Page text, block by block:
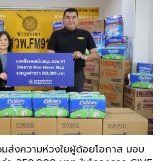
มส่งความห่วงใยผู้ด้อยโอกาส มอบ